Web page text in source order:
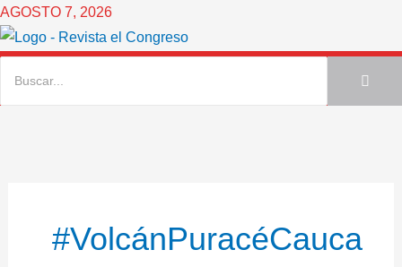
Ir
al
contenido
AGOSTO 7, 2026
#VolcánPuracéCauca